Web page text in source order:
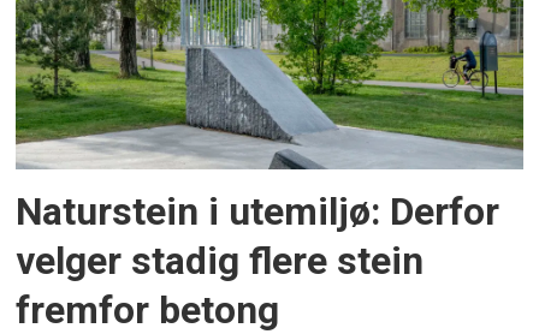
Naturstein i utemiljø: Derfor
velger stadig flere stein
fremfor betong